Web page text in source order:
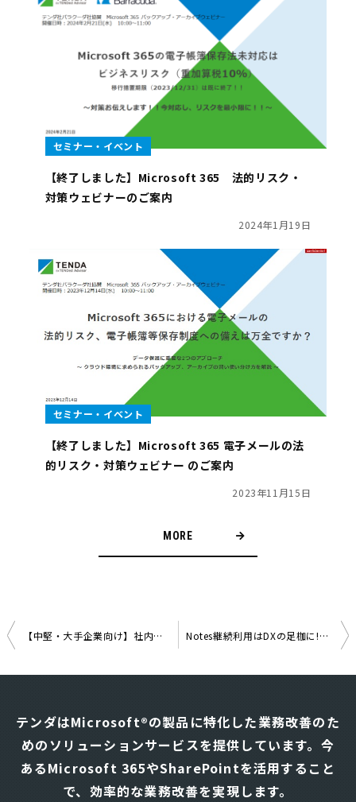
セミナー・イベント
【終了しました】Microsoft 365 法的リスク・
対策ウェビナーのご案内
2024年1月19日
セミナー・イベント
【終了しました】Microsoft 365 電子メールの法
的リスク・対策ウェビナー のご案内
2023年11月15日
MORE
投
ナ
ビ
ゲ
ー
【中堅・大手企業向け】社内データ活用の生成AI構築、高コストは当たり前？ 〜東大松尾研発スタートアップが伴走する生成AIスモールスタート（マイクロDX）実践法〜 Notes継続利用はDXの足枷に!? Notes移行ノウハウを解説 ～各種Notes DBの移行手法・手順・事例をご紹介～
テンダはMicrosoft®の製品に特化した業務改善のた
めのソリューションサービスを提供しています。 今
あるMicrosoft 365やSharePointを活用すること
で、効率的な業務改善を実現します。